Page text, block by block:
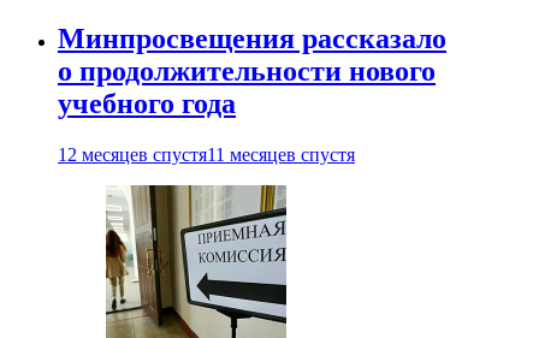
Минпросвещения рассказало
о продолжительности нового
учебного года
12 месяцев спустя11 месяцев спустя